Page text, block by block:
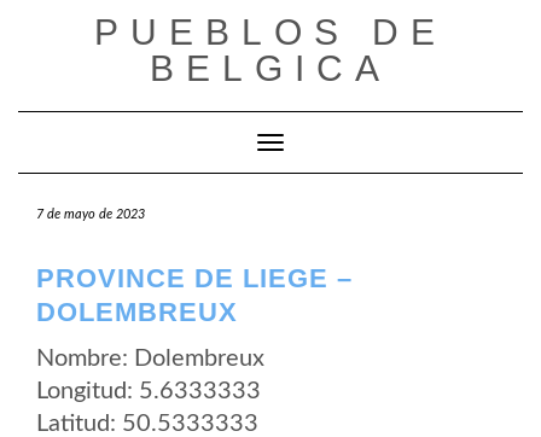
PUEBLOS DE
BELGICA
Cambiar modo de navegación
7 de mayo de 2023
PROVINCE DE LIEGE –
DOLEMBREUX
Nombre: Dolembreux
Longitud: 5.6333333
Latitud: 50.5333333